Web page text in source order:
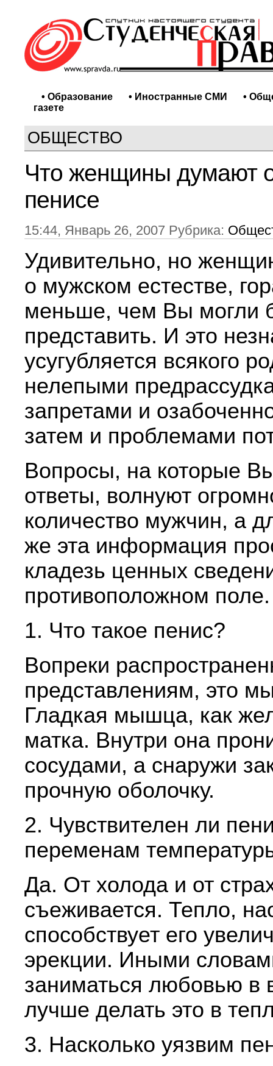
• Образование • Иностранные СМИ
•
газете
ОБЩЕСТВО
Что женщины думают
пенисе
15:44, Январь 26, 2007 Рубрика:
Удивительно, но
о мужском естестве,
меньше, чем Вы могли
представить. И это
усугубляется всякого
нелепыми
запретами и
затем и проблемами
Вопросы, на которые
ответы, волнуют
количество мужчин, а
же эта информация
кладезь ценных
противоположном поле.
1. Что такое пенис?
Вопреки
представлениям, это
Гладкая мышца, как
матка. Внутри она
сосудами, а снаружи
прочную оболочку.
2. Чувствителен ли
переменам
Да. От холода и от
съеживается. Тепло,
способствует его
эрекции. Иными
заниматься любовью в
лучше делать это в
3. Насколько уязвим